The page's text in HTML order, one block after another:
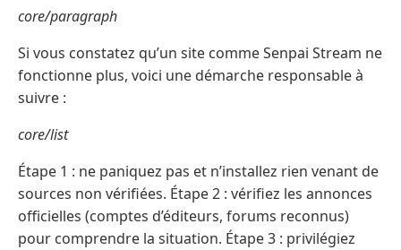
core/paragraph
Si vous constatez qu’un site comme Senpai Stream ne
fonctionne plus, voici une démarche responsable à
suivre :
core/list
Étape 1 : ne paniquez pas et n’installez rien venant de
sources non vérifiées. Étape 2 : vérifiez les annonces
officielles (comptes d’éditeurs, forums reconnus)
pour comprendre la situation. Étape 3 : privilégiez